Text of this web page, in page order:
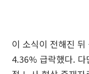
이 소식이 전해진
4.36% 급락했다. 다